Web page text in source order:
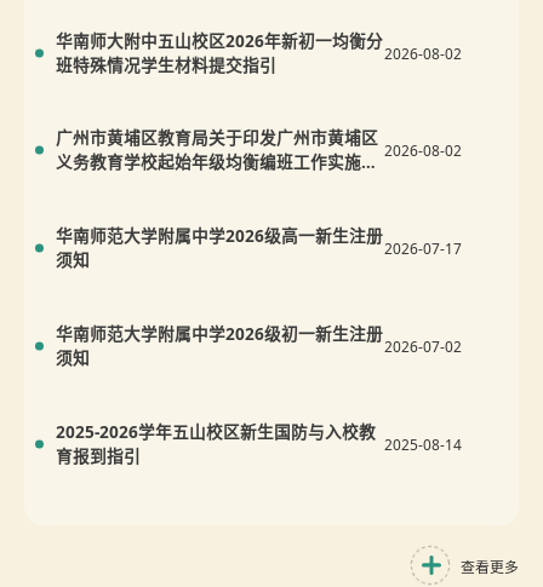
华南师大附中五山校区2026年新初一均衡分
班特殊情况学生材料提交指引
2026-08-02
广州市黄埔区教育局关于印发广州市黄埔区
义务教育学校起始年级均衡编班工作实施方 2026-08-02
华南师范大学附属中学2026级高一新生注册
须知
2026-07-17
华南师范大学附属中学2026级初一新生注册
须知
2026-07-02
2025-2026学年五山校区新生国防与入校教
育报到指引
2025-08-14
查看更多